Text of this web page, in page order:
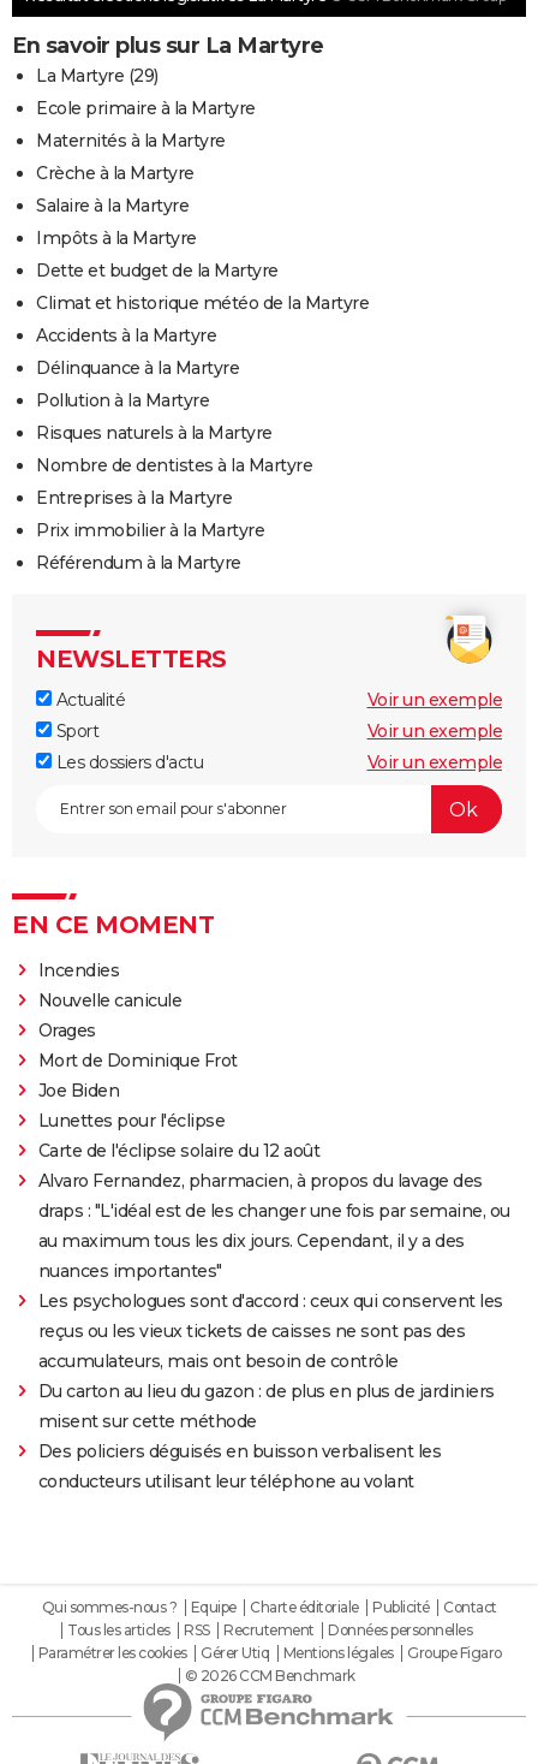
En savoir plus sur La Martyre
La Martyre (29)
Ecole primaire à la Martyre
Maternités à la Martyre
Crèche à la Martyre
Salaire à la Martyre
Impôts à la Martyre
Dette et budget de la Martyre
Climat et historique météo de la Martyre
Accidents à la Martyre
Délinquance à la Martyre
Pollution à la Martyre
Risques naturels à la Martyre
Nombre de dentistes à la Martyre
Entreprises à la Martyre
Prix immobilier à la Martyre
Référendum à la Martyre
NEWSLETTERS
Actualité
Voir un exemple
Sport
Voir un exemple
Les dossiers d'actu
Voir un exemple
EN CE MOMENT
Incendies
Nouvelle canicule
Orages
Mort de Dominique Frot
Joe Biden
Lunettes pour l'éclipse
Carte de l'éclipse solaire du 12 août
Alvaro Fernandez, pharmacien, à propos du lavage des
draps : "L'idéal est de les changer une fois par semaine, ou
au maximum tous les dix jours. Cependant, il y a des
nuances importantes"
Les psychologues sont d'accord : ceux qui conservent les
reçus ou les vieux tickets de caisses ne sont pas des
accumulateurs, mais ont besoin de contrôle
Du carton au lieu du gazon : de plus en plus de jardiniers
misent sur cette méthode
Des policiers déguisés en buisson verbalisent les
conducteurs utilisant leur téléphone au volant
Qui sommes-nous ? Equipe Charte éditoriale Publicité
Contact
Tous les articles
RSS Recrutement
Données personnelles
Paramétrer les cookies
Gérer Utiq Mentions légales
Groupe Figaro
© 2026 CCM Benchmark